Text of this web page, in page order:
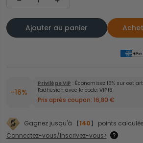
Ajouter au panier
-16%
Privilège VIP : Économisez 16% sur cet
l'adhésion avec le code: VIP16
Prix après coupon: 16,80 €
Gagnez jusqu'à 【140】 points
Connectez-vous/Inscrivez-vous>